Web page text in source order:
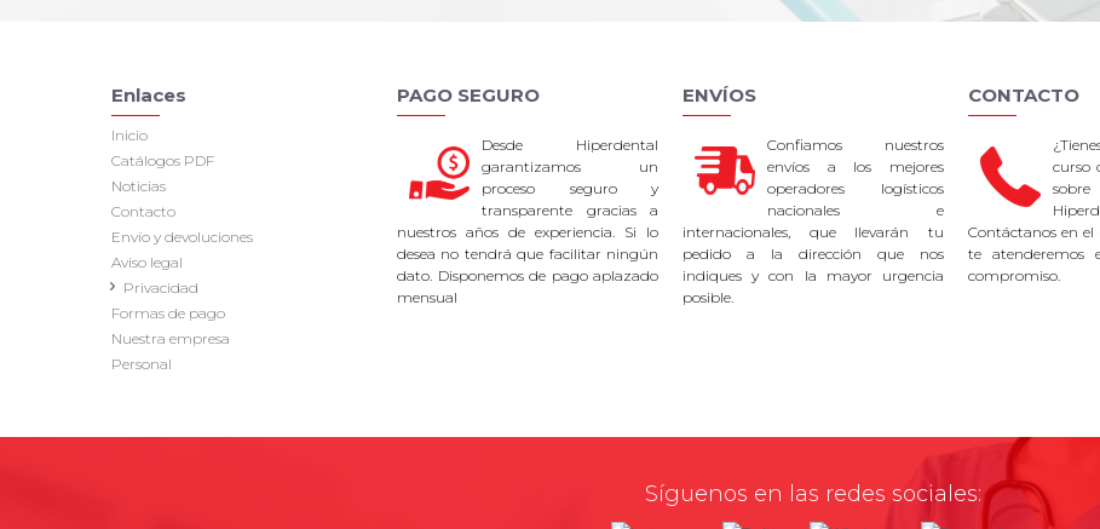
Enlaces
Inicio
Catálogos PDF
Noticias
Contacto
Envío y devoluciones
Aviso legal
Privacidad
Formas de pago
Nuestra empresa
Personal
PAGO SEGURO
Desde Hiperdental
garantizamos un
proceso seguro y
transparente gracias a
nuestros años de experiencia. Si lo
desea no tendrá que facilitar ningún
dato. Disponemos de pago aplazado
mensual
ENVÍOS
Confiamos nuestros
envíos a los mejores
operadores logísticos
nacionales e
internacionales, que llevarán tu
pedido a la dirección que nos
indiques y con la mayor urgencia
posible.
CONTACTO
curso
sobre
Contáctanos en
te atenderemos
compromiso.
Síguenos en las redes sociales: